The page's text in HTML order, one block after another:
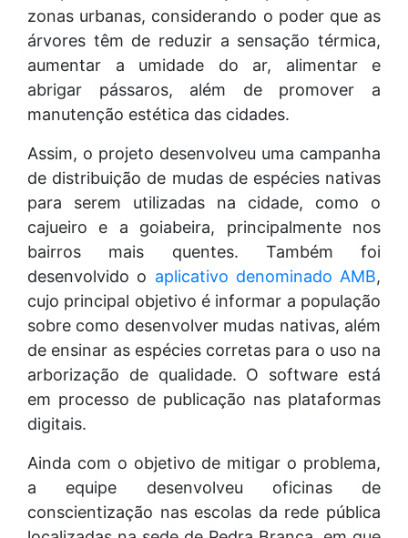
zonas urbanas, considerando o poder que as
árvores têm de reduzir a sensação térmica,
aumentar a umidade do ar, alimentar e
abrigar pássaros, além de promover a
manutenção estética das cidades.
Assim, o projeto desenvolveu uma campanha
de distribuição de mudas de espécies nativas
para serem utilizadas na cidade, como o
cajueiro e a goiabeira, principalmente nos
bairros mais quentes. Também foi
desenvolvido o aplicativo denominado AMB,
cujo principal objetivo é informar a população
sobre como desenvolver mudas nativas, além
de ensinar as espécies corretas para o uso na
arborização de qualidade. O software está
em processo de publicação nas plataformas
digitais.
Ainda com o objetivo de mitigar o problema,
a equipe desenvolveu oficinas de
conscientização nas escolas da rede pública